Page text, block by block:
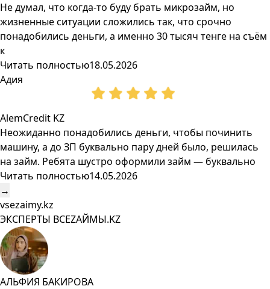
Не думал, что когда-то буду брать микрозайм, но
жизненные ситуации сложились так, что срочно
понадобились деньги, а именно 30 тысяч тенге на съём
к
Читать полностью18.05.2026
Адия
AlemCredit KZ
Неожиданно понадобились деньги, чтобы починить
машину, а до ЗП буквально пару дней было, решилась
на займ. Ребята шустро оформили займ — буквально
Читать полностью14.05.2026
→
vsezaimy.kz
ЭКСПЕРТЫ ВСЕZAЙМЫ.KZ
АЛЬФИЯ БАКИРОВА